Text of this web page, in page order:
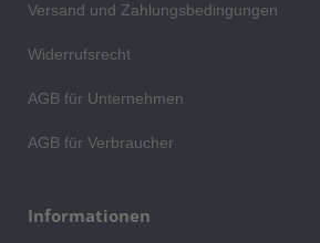
Versand und Zahlungsbedingungen
Widerrufsrecht
AGB für Unternehmen
AGB für Verbraucher
Informationen